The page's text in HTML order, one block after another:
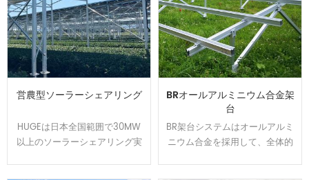
営農型ソーラーシェアリング
HUGEは日本全国範囲で30MW
以上のソーラーシェアリング実
BRオールアルミニウム合金架
台
BR架台システムはオールアルミ
ニウム合金を採用して、全体的